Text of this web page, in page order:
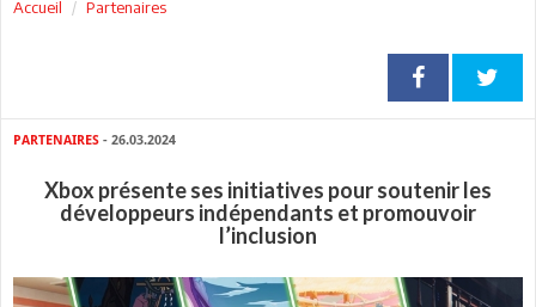
Accueil Partenaires
PARTENAIRES - 26.03.2024
Xbox présente ses initiatives pour soutenir les
développeurs indépendants et promouvoir
l’inclusion